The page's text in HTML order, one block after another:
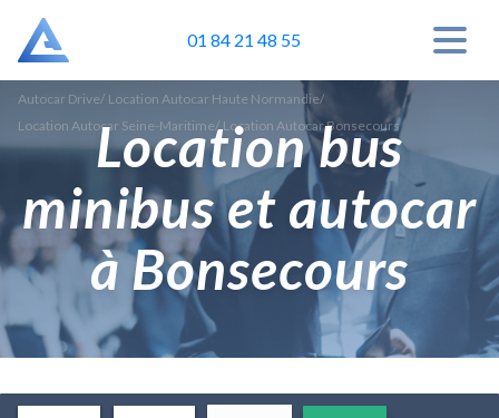
01 84 21 48 55
Autocar Drive/ Location Autocar Haute Normandie/
Location Autocar Seine-Maritime/ Location Autocar Bonsecours
Location bus
minibus et autocar
à Bonsecours